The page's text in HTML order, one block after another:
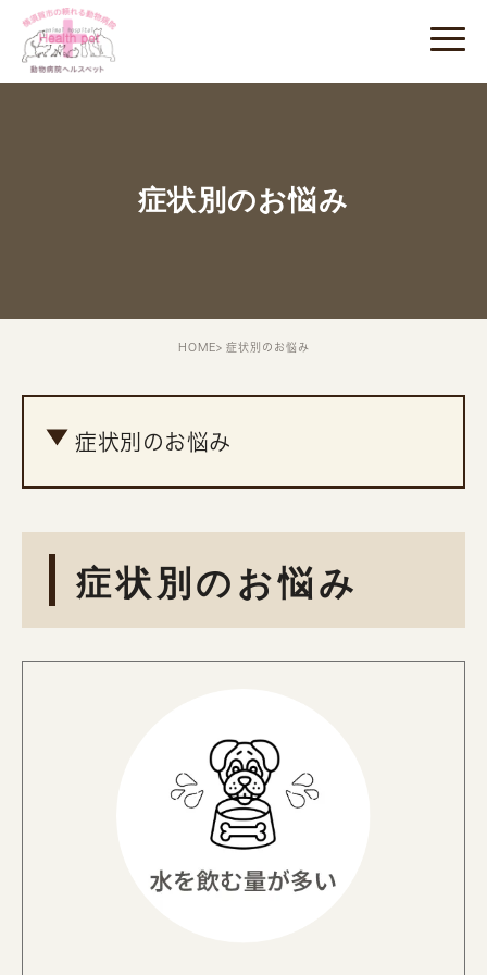
症状別のお悩み
HOME 症状別のお悩み
症状別のお悩み
症状別のお悩み